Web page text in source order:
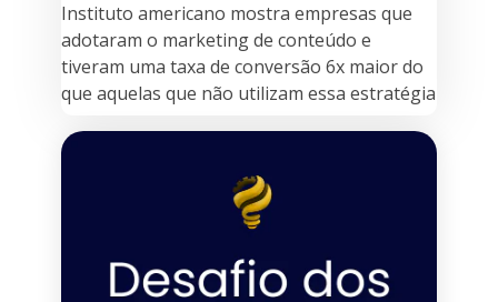
Instituto americano mostra empresas que
adotaram o marketing de conteúdo e
tiveram uma taxa de conversão 6x maior do
que aquelas que não utilizam essa estratégia